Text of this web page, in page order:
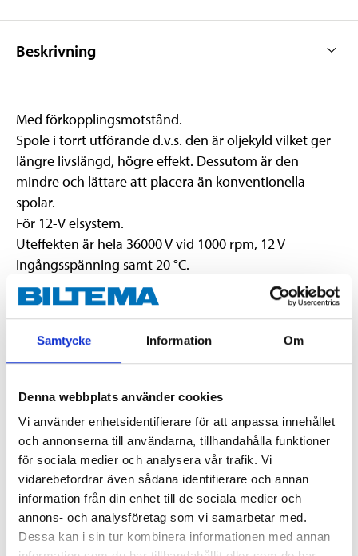
Samtycke Information Om
Denna webbplats använder cookies
Vi använder enhetsidentifierare för att anpassa innehållet
och annonserna till användarna, tillhandahålla funktioner
för sociala medier och analysera vår trafik. Vi
vidarebefordrar även sådana identifierare och annan
information från din enhet till de sociala medier och
annons- och analysföretag som vi samarbetar med.
Dessa kan i sin tur kombinera informationen med annan
Beskrivning
Med förkopplingsmotstånd.
Spole i torrt utförande d.v.s. den är oljekyld vilket ger
längre livslängd, högre effekt. Dessutom är den
mindre och lättare att placera än konventionella
spolar.
För 12-V elsystem.
Uteffekten är hela 36000 V vid 1000 rpm, 12 V
ingångsspänning samt 20 °C.
Med fäste samt skruvanslutning för ringkabelskor.
Sekundär resistans: 12 kOhm (tolerans 15%)
Primär induktans: 6 mH (tolerans 15%)
Sekundär induktans: 40 H (tolerans 20%)
Teknisk specifikation
Drivspänning
12 V
Typ
Oljefylld